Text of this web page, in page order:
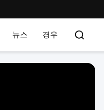
뉴스 경우